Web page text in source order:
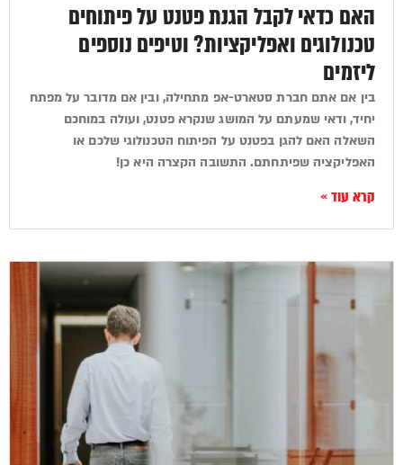
האם כדאי לקבל הגנת פטנט על פיתוחים
טכנולוגים ואפליקציות? וטיפים נוספים
ליזמים
בין אם אתם חברת סטארט-אפ מתחילה, ובין אם מדובר על מפתח
יחיד, ודאי שמעתם על המושג שנקרא פטנט, ועולה במוחכם
השאלה האם להגן בפטנט על הפיתוח הטכנולוגי שלכם או
האפליקציה שפיתחתם. התשובה הקצרה היא כן!
קרא עוד »